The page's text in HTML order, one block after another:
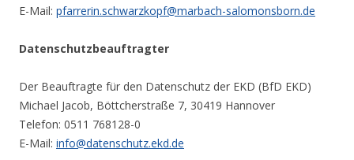
E-Mail: pfarrerin.schwarzkopf@marbach-salomonsborn.de
Datenschutzbeauftragter
Der Beauftragte für den Datenschutz der EKD (BfD EKD)
Michael Jacob, Böttcherstraße 7, 30419 Hannover
Telefon: 0511 768128-0
E-Mail: info@datenschutz.ekd.de